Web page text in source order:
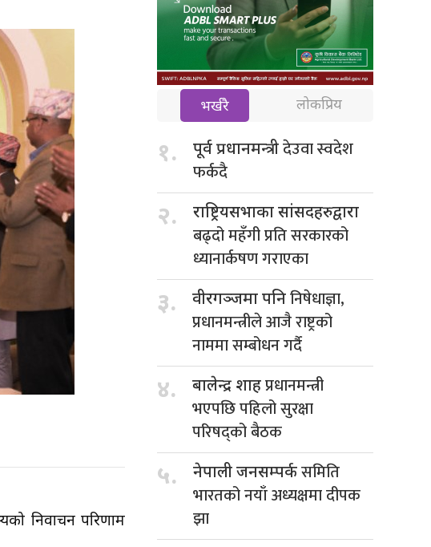
निर्वाचन परिणाम
भर्खरै लोकप्रिय
१. पूर्व प्रधानमन्त्रीदेउवा स्वदेश
फर्कदै
२. राष्ट्रियसभाका सांसदहरुद्वारा
बढ्दो महँगी प्रति सरकारको
ध्यानार्कषण गराएका
३. वीरगञ्जमा पनिनिषेधाज्ञा,
प्रधानमन्त्रीले आजै राष्ट्रको
नाममा सम्बोधन गर्दै
४. बालेन्द्र शाहप्रधानमन्त्री
भएपछि पहिलो सुरक्षा
परिषद्को बैठक
५. नेपाली जनसम्पर्कसमिति
भारतको नयाँ अध्यक्षमा दीपक
झा